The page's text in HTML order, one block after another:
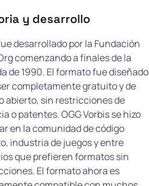
y desarrollo
desarrollado por la Fundación
comenzando a finales de la
de 1990. El formato fue diseñado
completamente gratuito y de
abierto, sin restricciones de
o patentes. OGG Vorbis se hizo
en la comunidad de código
industria de juegos y entre
que prefieren formatos sin
El formato ahora es